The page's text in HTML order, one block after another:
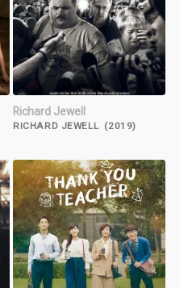
Richard Jewell
RICHARD JEWELL (2019)